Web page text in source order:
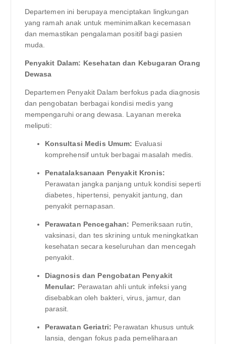
Departemen ini berupaya menciptakan lingkungan
yang ramah anak untuk meminimalkan kecemasan
dan memastikan pengalaman positif bagi pasien
muda.
Penyakit Dalam: Kesehatan dan Kebugaran Orang
Dewasa
Departemen Penyakit Dalam berfokus pada diagnosis
dan pengobatan berbagai kondisi medis yang
mempengaruhi orang dewasa. Layanan mereka
meliputi:
Konsultasi Medis Umum: Evaluasi
komprehensif untuk berbagai masalah medis.
Penatalaksanaan Penyakit Kronis:
Perawatan jangka panjang untuk kondisi seperti
diabetes, hipertensi, penyakit jantung, dan
penyakit pernapasan.
Perawatan Pencegahan: Pemeriksaan rutin,
vaksinasi, dan tes skrining untuk meningkatkan
kesehatan secara keseluruhan dan mencegah
penyakit.
Diagnosis dan Pengobatan Penyakit
Menular: Perawatan ahli untuk infeksi yang
disebabkan oleh bakteri, virus, jamur, dan
parasit.
Perawatan Geriatri: Perawatan khusus untuk
lansia, dengan fokus pada pemeliharaan